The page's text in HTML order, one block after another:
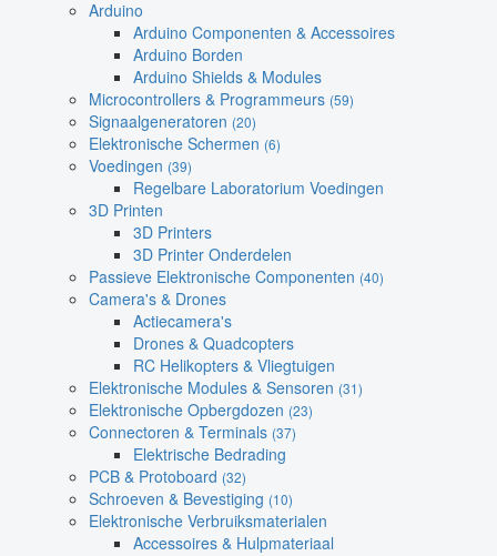
Arduino
Arduino Componenten & Accessoires
Arduino Borden
Arduino Shields & Modules
Microcontrollers & Programmeurs (59)
Signaalgeneratoren (20)
Elektronische Schermen (6)
Voedingen (39)
Regelbare Laboratorium Voedingen
3D Printen
3D Printers
3D Printer Onderdelen
Passieve Elektronische Componenten (40)
Camera's & Drones
Actiecamera's
Drones & Quadcopters
RC Helikopters & Vliegtuigen
Elektronische Modules & Sensoren (31)
Elektronische Opbergdozen (23)
Connectoren & Terminals (37)
Elektrische Bedrading
PCB & Protoboard (32)
Schroeven & Bevestiging (10)
Elektronische Verbruiksmaterialen
Accessoires & Hulpmateriaal